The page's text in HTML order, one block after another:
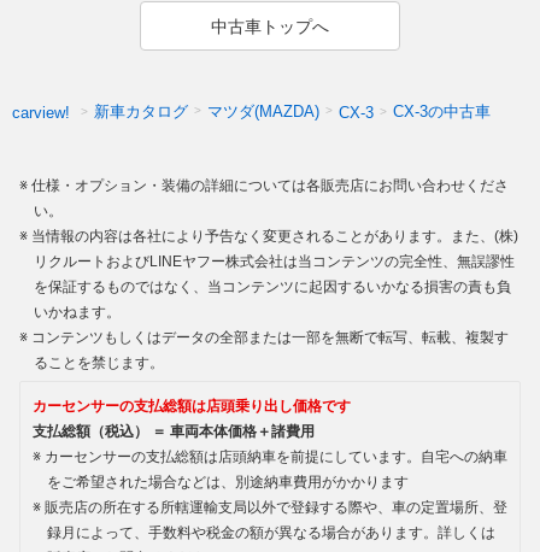
中古車トップへ
carview! 新車カタログ マツダ(MAZDA) CX-3 CX-3の中古車
仕様・オプション・装備の詳細については各販売店にお問い合わせくださ
い。
当情報の内容は各社により予告なく変更されることがあります。また、(株)
リクルートおよびLINEヤフー株式会社は当コンテンツの完全性、無誤謬性
を保証するものではなく、当コンテンツに起因するいかなる損害の責も負
いかねます。
コンテンツもしくはデータの全部または一部を無断で転写、転載、複製す
ることを禁じます。
カーセンサーの支払総額は店頭乗り出し価格です
支払総額（税込） ＝ 車両本体価格＋諸費用
カーセンサーの支払総額は店頭納車を前提にしています。自宅への納車
をご希望された場合などは、別途納車費用がかかります
販売店の所在する所轄運輸支局以外で登録する際や、車の定置場所、登
録月によって、手数料や税金の額が異なる場合があります。詳しくは